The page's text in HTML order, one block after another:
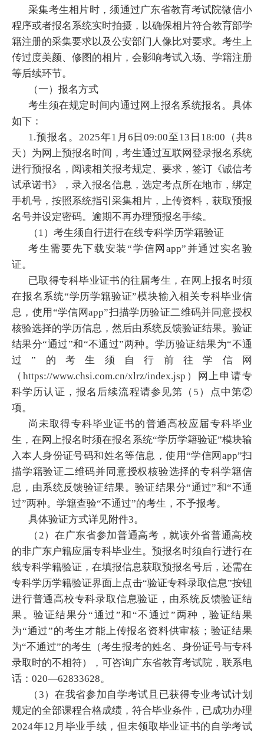
采集考生相片时，须通过广东省教育考试院微信小
程序或者报名系统实时拍摄，以确保相片符合教育部学
籍注册的采集要求以及公安部门人像比对要求。考生上
传过度美颜、修图的相片，会影响考试入场、学籍注册
等后续环节。
（一）报名方式
考生须在规定时间内通过网上报名系统报名。具体
如下：
1.预报名。2025年1月6日09:00至13日18:00（共8
天）为网上预报名时间，考生通过互联网登录报名系统
进行预报名，阅读相关报考规定、要求，签订《诚信考
试承诺书》，录入报名信息，选定考点所在地市，绑定
手机号，按照系统指引采集相片，上传资料，获取预报
名号并设定密码。逾期不再办理预报名手续。
（1）考生须自行进行在线专科学历学籍验证
考生需要先下载安装“学信网app”并通过实名验
证。
已取得专科毕业证书的往届考生，在网上报名时须
在报名系统“学历学籍验证”模块输入相关专科毕业信
息，使用“学信网app”扫描学历验证二维码并同意授权
核验选择的学历信息，然后由系统反馈验证结果。验证
结果分“通过”和“不通过”两种。学历验证结果为“不通
过”的考生须自行前往学信网
（https://www.chsi.com.cn/xlrz/index.jsp）网上申请专
科学历认证，报名后续流程请参见第（5）点中第②
项。
尚未取得专科毕业证书的普通高校应届专科毕业
生，在网上报名时须在报名系统“学历学籍验证”模块输
入本人身份证号码和姓名等信息，使用“学信网app”扫
描学籍验证二维码并同意授权核验选择的专科学籍信
息，由系统反馈验证结果。验证结果分“通过”和“不通
过”两种。学籍查验“不通过”的考生，不予报考。
具体验证方式详见附件3。
（2）在广东省参加普通高考，就读外省普通高校
的非广东户籍应届专科毕业生。预报名时须自行进行在
线专科学籍验证，在填报信息获取预报名号后，还需在
专科学历学籍验证界面上点击“验证专科录取信息”按钮
进行普通高校专科录取信息验证，由系统反馈验证结
果。验证结果分“通过”和“不通过”两种，验证结果
为“通过”的考生才能上传报名资料供审核；验证结果
为“不通过”的考生（考生报考的姓名、身份证号与专科
录取时的不相符），可咨询广东省教育考试院，联系电
话：020—62833628。
（3）在我省参加自学考试且已获得专业考试计划
规定的全部课程合格成绩，符合毕业条件，已成功办理
2024年12月毕业手续，但未领取毕业证书的自学考试